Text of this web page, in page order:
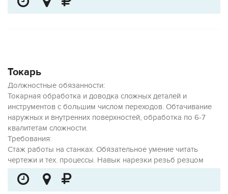
Токарь
Должностные обязанности:
Токарная обработка и доводка сложных деталей и
инструментов с большим числом переходов. Обтачивание
наружных и внутренних поверхностей, обработка по 6-7
квалитетам сложности.
Требования:
Стаж работы на станках. Обязательное умение читать
чертежи и тех. процессы. Навык нарезки резьб резцом